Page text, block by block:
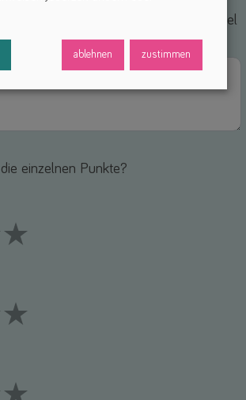
Erfahrungen mit diesem Hilfsmittel
einzelnen Punkte?
ablehnen zustimmen